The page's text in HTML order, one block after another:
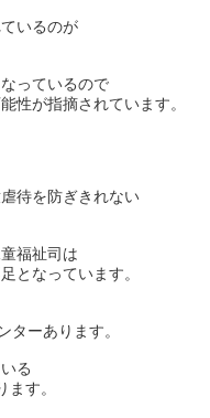
いるのが
っているので
性が指摘されています。
待を防ぎきれない
福祉司は
となっています。
ターあります。
る
す。